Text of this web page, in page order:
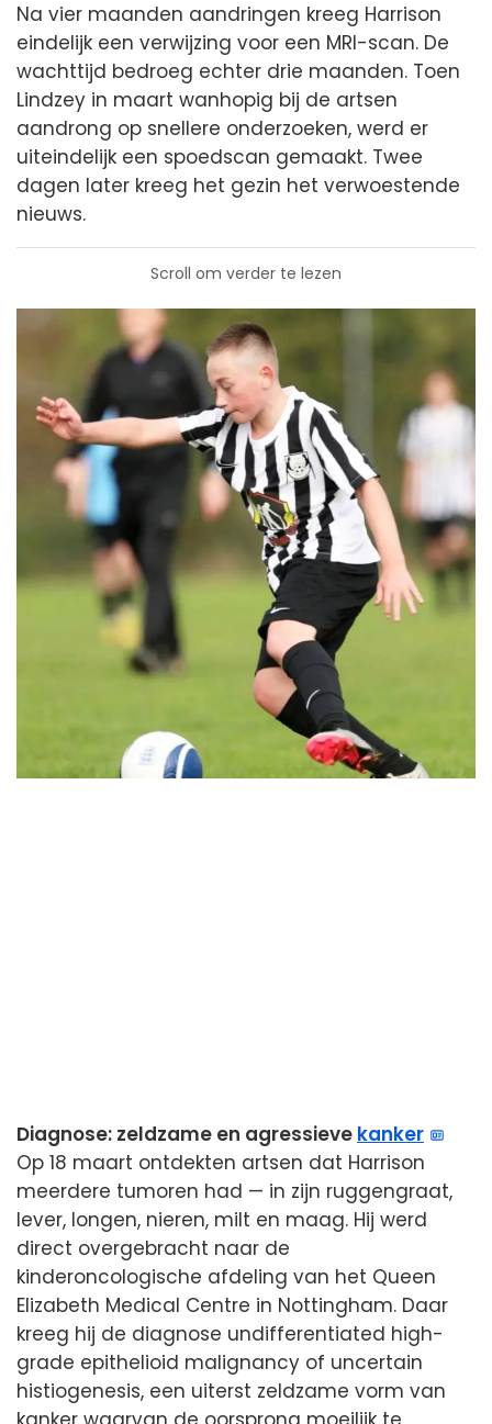
Na vier maanden aandringen kreeg Harrison
eindelijk een verwijzing voor een MRI-scan. De
wachttijd bedroeg echter drie maanden. Toen
Lindzey in maart wanhopig bij de artsen
aandrong op snellere onderzoeken, werd er
uiteindelijk een spoedscan gemaakt. Twee
dagen later kreeg het gezin het verwoestende
nieuws.
Scroll om verder te lezen
Diagnose: zeldzame en agressieve kanker
Op 18 maart ontdekten artsen dat Harrison
meerdere tumoren had — in zijn ruggengraat,
lever, longen, nieren, milt en maag. Hij werd
direct overgebracht naar de
kinderoncologische afdeling van het Queen
Elizabeth Medical Centre in Nottingham. Daar
kreeg hij de diagnose undifferentiated high-
grade epithelioid malignancy of uncertain
histiogenesis, een uiterst zeldzame vorm van